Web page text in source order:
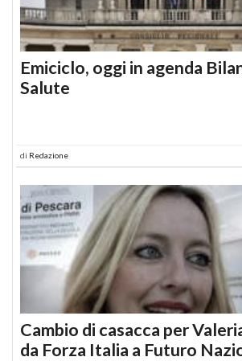
Emiciclo, oggi in agenda
Salute
di Redazione
Cambio di casacca per
da Forza Italia a Futuro